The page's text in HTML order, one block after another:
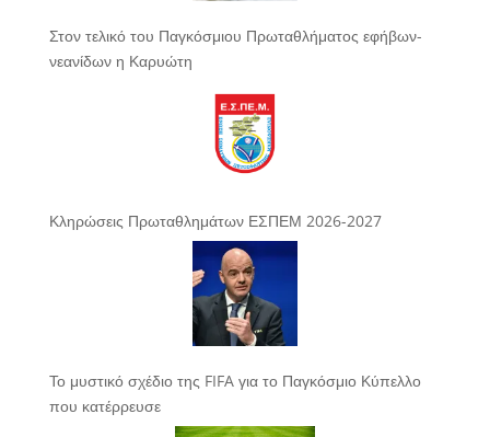
Στον τελικό του Παγκόσμιου Πρωταθλήματος εφήβων-
νεανίδων η Καρυώτη
Κληρώσεις Πρωταθλημάτων ΕΣΠΕΜ 2026-2027
Το μυστικό σχέδιο της FIFA για το Παγκόσμιο Κύπελλο
που κατέρρευσε